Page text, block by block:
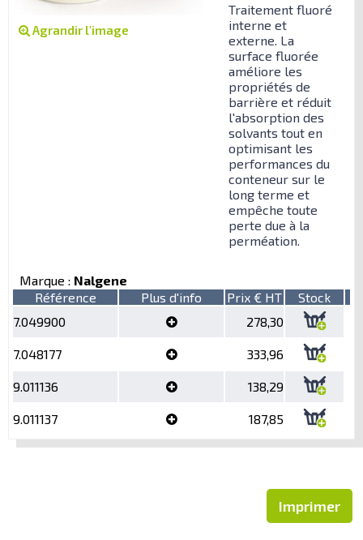
Agrandir l'image
Traitement fluoré
interne et
externe. La
surface fluorée
améliore les
propriétés de
barrière et réduit
l'absorption des
solvants tout en
optimisant les
performances du
conteneur sur le
long terme et
empêche toute
perte due à la
perméation.
Marque : Nalgene
Référence
Plus d'info Prix € HT
Stock
7.049900
278,30
7.048177 333,96
9.011136 138,29
9.011137 187,85
Imprimer